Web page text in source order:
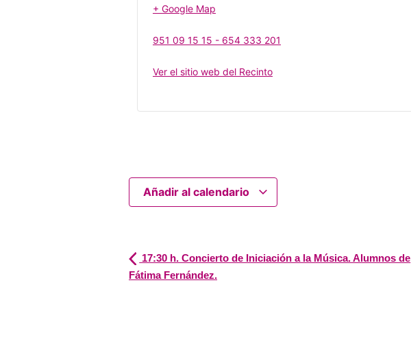
+ Google Map
951 09 15 15 - 654 333 201
Ver el sitio web del Recinto
Añadir al calendario
17:30 h. Concierto de Iniciación a la Música. Alumnos de
Fátima Fernández.